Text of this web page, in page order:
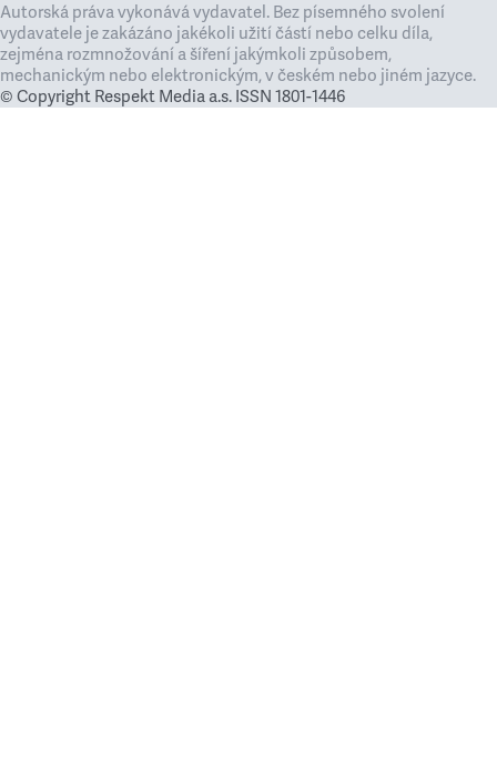
Autorská práva vykonává vydavatel. Bez písemného svolení
vydavatele je zakázáno jakékoli užití částí nebo celku díla,
zejména rozmnožování a šíření jakýmkoli způsobem,
mechanickým nebo elektronickým, v českém nebo jiném jazyce.
© Copyright Respekt Media a.s. ISSN 1801-1446